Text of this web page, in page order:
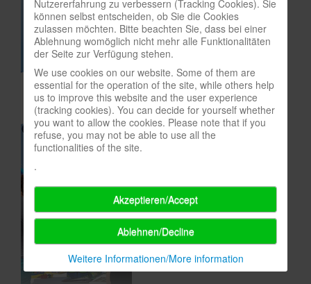
In eigener Sache-On our own behalf
Archivierte Meldungen-News archive
Nutzererfahrung zu verbessern (Tracking Cookies). Sie
können selbst entscheiden, ob Sie die Cookies
zulassen möchten. Bitte beachten Sie, dass bei einer
Ablehnung womöglich nicht mehr alle Funktionalitäten
der Seite zur Verfügung stehen.
We use cookies on our website. Some of them are
essential for the operation of the site, while others help
us to improve this website and the user experience
(tracking cookies). You can decide for yourself whether
you want to allow the cookies. Please note that if you
refuse, you may not be able to use all the
functionalities of the site.
.
Akzeptieren/Accept
Ablehnen/Decline
Weitere Informationen/More information